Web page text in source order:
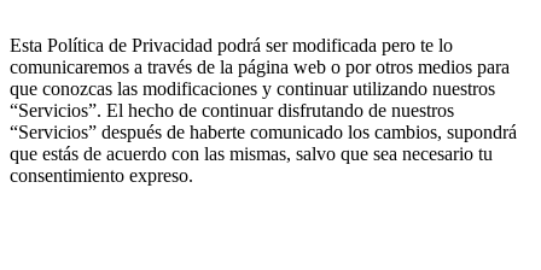
Esta Política de Privacidad podrá ser modificada pero te lo
comunicaremos a través de la página web o por otros medios para
que conozcas las modificaciones y continuar utilizando nuestros
“Servicios”. El hecho de continuar disfrutando de nuestros
“Servicios” después de haberte comunicado los cambios, supondrá
que estás de acuerdo con las mismas, salvo que sea necesario tu
consentimiento expreso.